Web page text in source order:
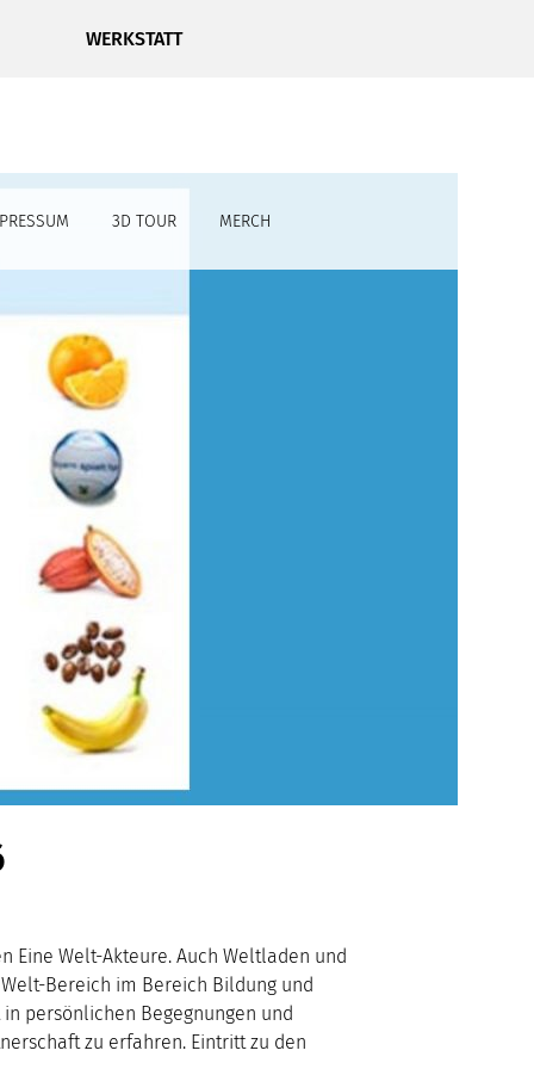
WERKSTATT
3D TOUR MERCH
Eine Welt-Akteure. Auch Weltladen und
Bereich im Bereich Bildung und
persönlichen Begegnungen und
zu erfahren. Eintritt zu den